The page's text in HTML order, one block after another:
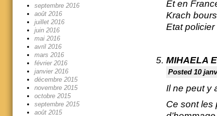
Et en
Krach
Etat policier
MIHAELA
Posted 10
Il ne peut y
Ce sont les
septembre 2016
août 2016
juillet 2016
juin 2016
mai 2016
avril 2016
mars 2016
février 2016
janvier 2016
décembre 2015
novembre 2015
octobre 2015
septembre 2015
août 2015